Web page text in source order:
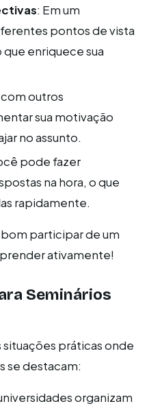
: Em um
pontos de vista
enriquece sua
outros
sua motivação
no assunto.
pode fazer
na hora, o que
rapidamente.
participar de um
ativamente!
Seminários
situações práticas onde
se destacam:
organizam